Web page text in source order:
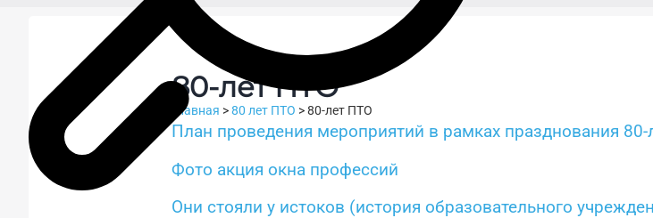
80-лет ПТО
Главная >80 лет ПТО >80-лет ПТО
План проведения мероприятий в рамках празднования
Фото акция окна профессий
Они стояли у истоков (история образовательного